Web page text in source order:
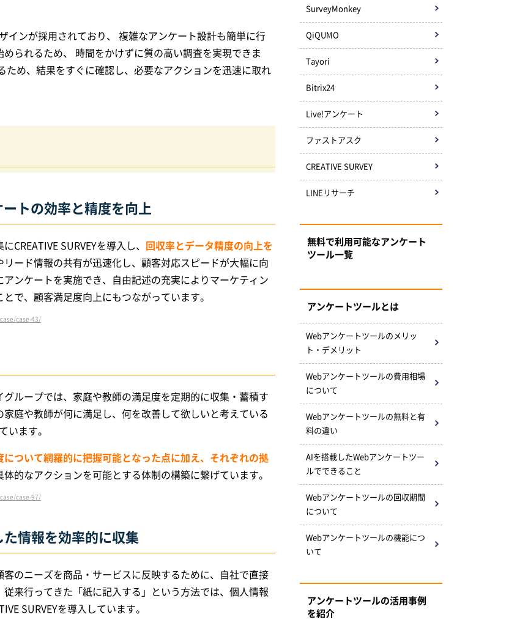
インが採用されており、 複雑なアンケート設計も簡単に行
られるため、 時間をかけずに質の高い調査を実現できま
め、結果をすぐに確認し、必要なアクションを迅速に取れ
ートの効率と精度を向上
SURVEYを導入し、 回収率とデータ精度の向上を
ード情報の共有が迅速化し、顧客対応スピードが大幅に向
ンケートを実施でき、自由記述の充実によりマーケティン
で、顧客満足度向上にもつながっています。
case-43/
ループでは、家庭や教師の満足度を定期的に収集・蓄積す
庭や教師が何に満足し、何を改善して欲しいと考えている
います。
について網羅的に把握可能となった点に加え、それぞれの拠
的なアクションを可能とする体制の構築に繋げています。
case-97/
情報を効率的に収集
のニーズを商品・サービスに反映するために、自社で直接
来行ってきた「紙に記入する」という方法では、個人情報
SURVEYを導入しています。
SurveyMonkey
QiQUMO
Tayori
Bitrix24
Live!アンケート
ファストアスク
CREATIVE SURVEY
LINEリサーチ
無料で利用可能なアンケート
ツール一覧
アンケートツールとは
Webアンケートツールのメリッ
ト・デメリット
Webアンケートツールの費用相場
について
Webアンケートツールの無料と有
料の違い
AIを搭載したWebアンケートツー
ルでできること
Webアンケートツールの回収期間
について
Webアンケートツールの機能につ
いて
アンケートツールの活用事例
を紹介